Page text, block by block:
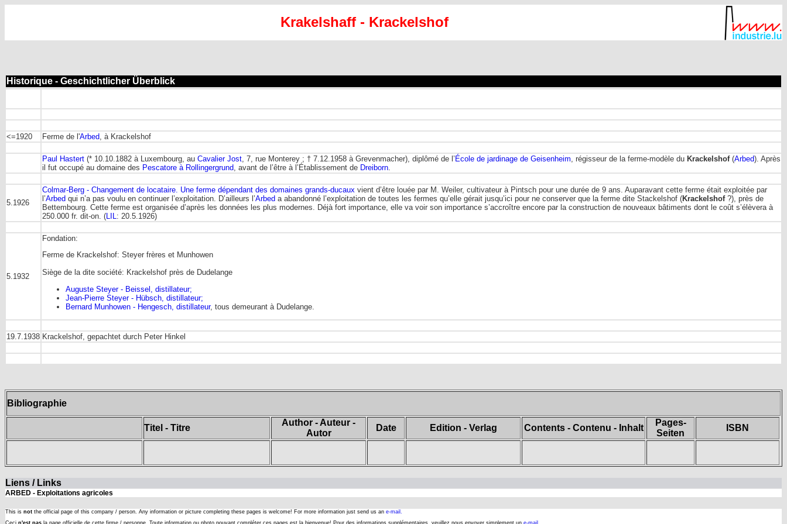
Krakelshaff - Krackelshof
Historique - Geschichtlicher Überblick
<=1920 Ferme de l'Arbed, à Krackelshof
Paul Hastert (* 10.10.1882 à Luxembourg, au Cavalier Jost, 7, rue Monterey ; † 7.12.1958 à Grevenmacher), diplômé de l’ École de jardinage de Geisenheim, régisseur de la ferme-modèle du Krackelshof(Arbed). Après
il fut occupé au domaine des Pescatore à Rollingergrund, avant de l’être à l’Établissement de Dreiborn.
5.1926
Colmar-Berg - Changement de locataire. Une ferme dépendant des domaines grands-ducaux vient d’être louée par M. Weiler, cultivateur à Pintsch pour une durée de 9 ans. Auparavant cette ferme était exploitée par
l’Arbed qui n’a pas voulu en continuer l’exploitation. D’ailleurs l’Arbed a abandonné l’exploitation de toutes les fermes qu’elle gérait jusqu’ici pour ne conserver que la ferme dite Stackelshof (Krackelshof?), près de
Bettembourg. Cette ferme est organisée d’après les données les plus modernes. Déjà fort importance, elle va voir son importance s’accroître encore par la construction de nouveaux bâtiments dont le coût s’élèvera à
250.000 fr. dit-on. (LIL: 20.5.1926)
5.1932
Fondation:
Ferme de Krackelshof: Steyer frères et Munhowen
Siège de la dite société: Krackelshof près de Dudelange
Auguste Steyer - Beissel, distillateur;
Jean-Pierre Steyer - Hübsch, distillateur;
Bernard Munhowen - Hengesch, distillateur, tous demeurant à Dudelange.
19.7.1938 Krackelshof, gepachtet durch Peter Hinkel
Bibliographie
Titel - Titre
Author - Auteur -
Autor
Date Edition - Verlag Contents - Contenu - Inhalt
Pages-
Seiten
ISBN
Liens / Links
ARBED - Exploitations agricoles
This is not the official page of this company / person. Any information or picture completing these pages is welcome! For more information just send us an e-mail.
Ceci n'est pas la page officielle de cette firme / personne. Toute information ou photo pouvant compléter ces pages est la bienvenue! Pour des informations supplémentaires, veuillez nous envoyer simplement un e-mail.